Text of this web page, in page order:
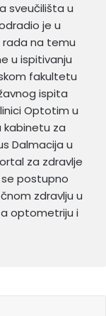
sveučilišta u
je u
rada na temu
u ispitivanju
fakultetu
ispita
Optotim u
kabinetu za
Dalmacija u
za zdravlje
postupno
zdravlju u
optometriju i